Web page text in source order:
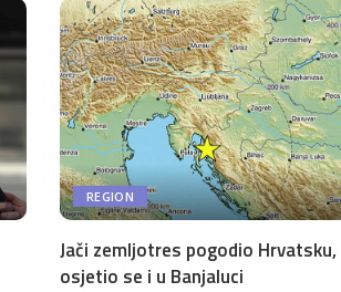
REGION
Jači zemljotres pogodio Hrvatsku,
osjetio se i u Banjaluci